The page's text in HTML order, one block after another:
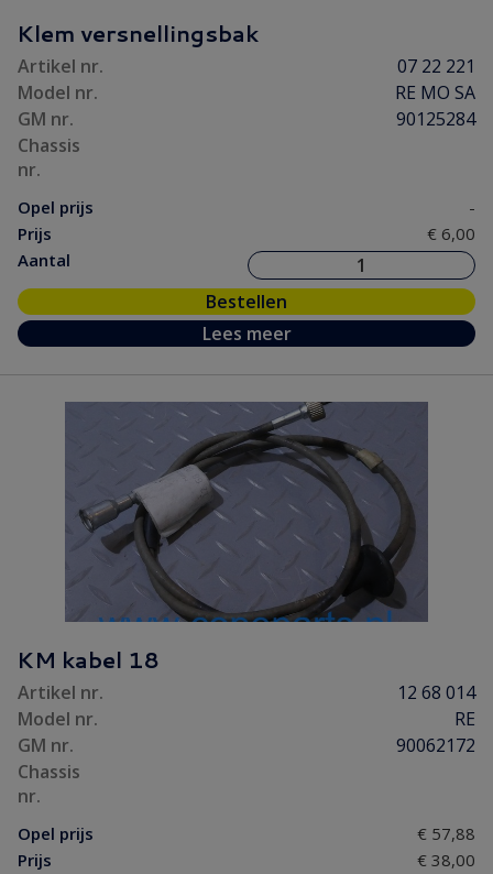
Klem versnellingsbak
Artikel nr.
07 22 221
Model nr.
RE MO SA
GM nr.
90125284
Chassis
nr.
Opel prijs
-
Prijs
€ 6,00
Aantal
Bestellen
Lees meer
KM kabel 18
Artikel nr.
12 68 014
Model nr.
RE
GM nr.
90062172
Chassis
nr.
Opel prijs
€ 57,88
Prijs
€ 38,00